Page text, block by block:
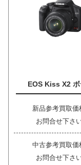
EOS Kiss X2 ボ
新品参考買取価
お問合せ下さ
中古参考買取価
お問合せ下さ